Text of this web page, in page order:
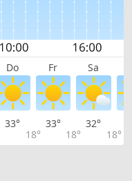
Do Fr Sa
33°
18°
33°
18°
32°
18°